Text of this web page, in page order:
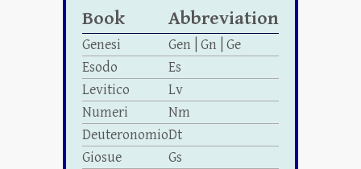
Book Abbreviation
Genesi
Gen | Gn | Ge
Esodo
Es
Levitico
Lv
Numeri
Nm
DeuteronomioDt
Giosue
Gs